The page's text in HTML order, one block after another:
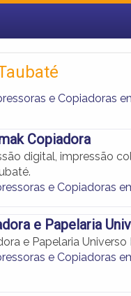
e Copiadoras
Copiadora
digital, impressão
e Copiadoras
e Papelaria
e Papelaria
e Copiadoras